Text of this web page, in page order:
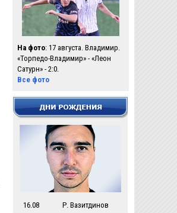
На фото: 17 августа. Владимир.
«Торпедо-Владимир» - «Леон
Сатурн» - 2:0.
Все фото
16.08 Р. Вазитдинов